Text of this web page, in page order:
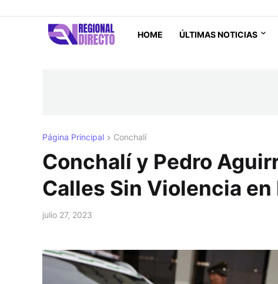
HOME ÚLTIMAS NOTICIAS
Página Principal Conchalí
Conchalí y Pedro
Calles Sin Violencia
julio 27, 2023